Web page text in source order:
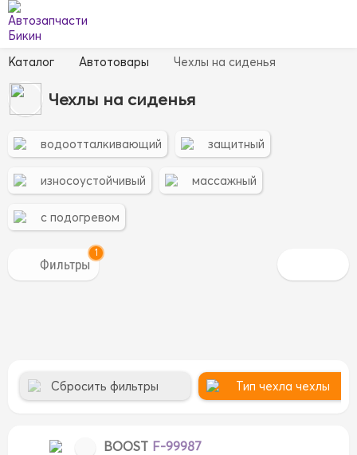
Каталог Автотовары Чехлы на сиденья
Чехлы на сиденья
водоотталкивающий защитный
износоустойчивый массажный
с подогревом
1
Сбросить фильтры Тип чехла чехлы
BOOST F-99987